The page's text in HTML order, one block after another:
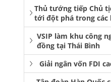
Thủ tướng tiếp Chủ
tới đột phá trong
VSIP làm khu công
đồng tại Thái Bình
Giải ngân vốn FDI